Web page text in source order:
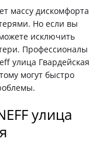
массу дискомфорта
Но если вы
исключить
Профессионалы
улица Гвардейская
могут быстро
улица